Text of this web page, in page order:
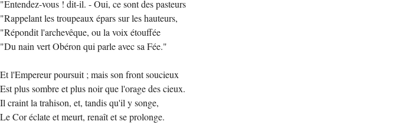
"Entendez-vous ! dit-il. - Oui, ce sont des pasteurs
"Rappelant les troupeaux épars sur les hauteurs,
"Répondit l'archevêque, ou la voix étouffée
"Du nain vert Obéron qui parle avec sa Fée."
Et l'Empereur poursuit ; mais son front soucieux
Est plus sombre et plus noir que l'orage des cieux.
Il craint la trahison, et, tandis qu'il y songe,
Le Cor éclate et meurt, renaît et se prolonge.